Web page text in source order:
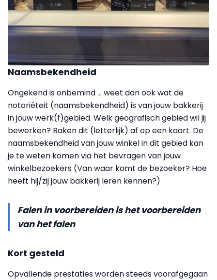
Naamsbekendheid
Ongekend is onbemind ... weet dan ook wat de
notoriëteit (naamsbekendheid) is van jouw bakkerij
in jouw werk(f)gebied. Welk geografisch gebied wil jij
bewerken? Baken dit (letterlijk) af op een kaart. De
naamsbekendheid van jouw winkel in dit gebied kan
je te weten komen via het bevragen van jouw
winkelbezoekers (Van waar komt de bezoeker? Hoe
heeft hij/zij jouw bakkerij leren kennen?)
Falen in voorbereiden is het voorbereiden
van het falen
Kort gesteld
Opvallende prestaties worden steeds voorafgegaan